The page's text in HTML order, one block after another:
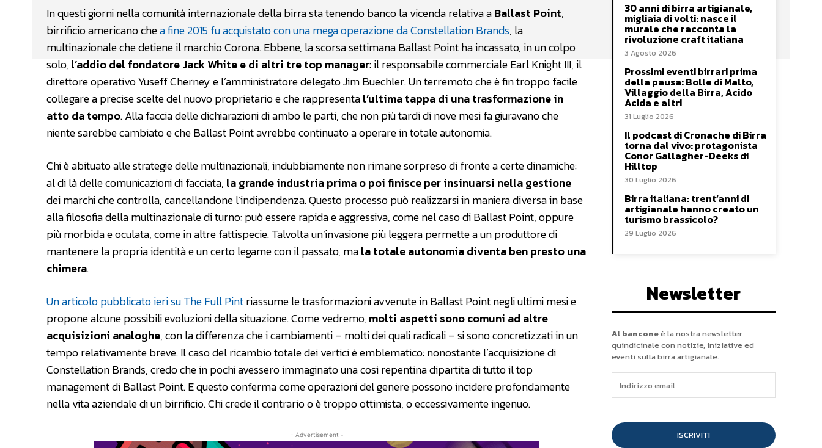
In questi giorni nella comunità internazionale della birra sta tenendo banco la vicenda relativa aBallast Point,
birrificio americano chea fine 2015 fu acquistato con una mega operazione da Constellation Brands, la
multinazionale che detiene il marchio Corona. Ebbene, la scorsa settimana Ballast Point ha incassato, in un colpo
solo, l’addio del fondatore Jack White e di altri tre top manager: il responsabile commerciale Earl Knight III, il
direttore operativo Yuseff Cherney e l’amministratore delegato Jim Buechler. Un terremoto che è fin troppo facile
collegare a precise scelte del nuovo proprietario e che rappresental’ultima tappa di una trasformazione in
atto da tempo. Alla faccia delle dichiarazioni di ambo le parti, che non più tardi di nove mesi fa giuravano che
niente sarebbe cambiato e che Ballast Point avrebbe continuato a operare in totale autonomia.
Chi è abituato alle strategie delle multinazionali, indubbiamente non rimane sorpreso di fronte a certe dinamiche:
al di là delle comunicazioni di facciata, la grande industria prima o poi finisce per insinuarsi nella gestione
dei marchi che controlla, cancellandone l’indipendenza. Questo processo può realizzarsi in maniera diversa in base
alla filosofia della multinazionale di turno: può essere rapida e aggressiva, come nel caso di Ballast Point, oppure
più morbida e oculata, come in altre fattispecie. Talvolta un’invasione più leggera permette a un produttore di
mantenere la propria identità e un certo legame con il passato, mala totale autonomia diventa ben presto una
chimera.
Un articolo pubblicato ieri su The Full Pintriassume le trasformazioni avvenute in Ballast Point negli ultimi mesi e
propone alcune possibili evoluzioni della situazione. Come vedremo, molti aspetti sono comuni ad altre
acquisizioni analoghe, con la differenza che i cambiamenti – molti dei quali radicali – si sono concretizzati in un
tempo relativamente breve. Il caso del ricambio totale dei vertici è emblematico: nonostante l’acquisizione di
Constellation Brands, credo che in pochi avessero immaginato una così repentina dipartita di tutto il top
management di Ballast Point. E questo conferma come operazioni del genere possono incidere profondamente
nella vita aziendale di un birrificio. Chi crede il contrario o è troppo ottimista, o eccessivamente ingenuo.
- Advertisement -
30 anni di birra artigianale,
migliaia di volti: nasce il
murale che racconta la
rivoluzione craft italiana
3 Agosto 2026
Prossimi eventi birrari prima
della pausa: Bolle di Malto,
Villaggio della Birra, Acido
Acida e altri
31 Luglio 2026
Il podcast di Cronache di Birra
torna dal vivo: protagonista
Conor Gallagher-Deeks di
Hilltop
30 Luglio 2026
Birra italiana: trent’anni di
artigianale hanno creato un
turismo brassicolo?
29 Luglio 2026
Newsletter
Al banconeè la nostra newsletter
quindicinale con notizie, iniziative ed
eventi sulla birra artigianale.
ISCRIVITI